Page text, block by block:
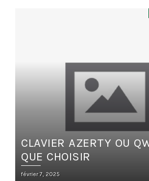
CLAVIER AZERTY OU
QUE CHOISIR
Posted
février 7, 2025